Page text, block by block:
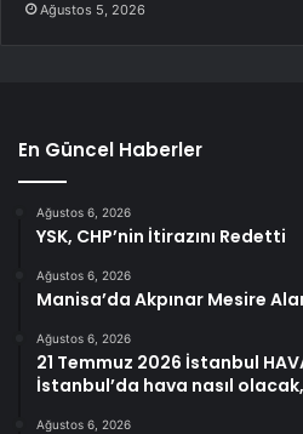
Ağustos 5, 2026
En Güncel Haberler
Ağustos 6, 2026
YSK, CHP’nin İtirazını Redetti
Ağustos 6, 2026
Manisa’da Akpınar Mesire
Ağustos 6, 2026
21 Temmuz 2026 İstanbul
İstanbul’da hava nasıl olacak,
Ağustos 6, 2026